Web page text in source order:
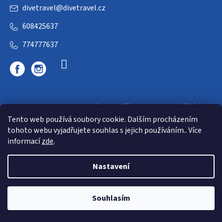
Tento web používá soubory cookie. Dalším procházením
tohoto webu vyjadřujete souhlas s jejich používáním.. Více
informacízde.
Nastavení
Souhlasím
divetravel@divetravel.cz
608425637
774777637
DIVETRAVEL - cestovní kancelář - cesty za potápěním
Shoptet |mime digital
Copyright 2026E-dive. Všechna práva vyhrazena.